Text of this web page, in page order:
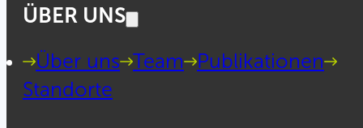
ÜBER UNS
Über uns Team
Publikationen
Standorte